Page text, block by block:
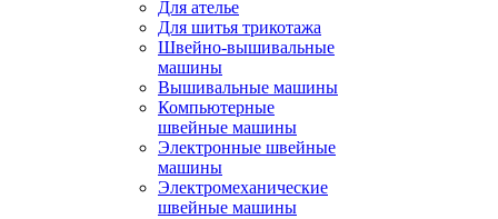
Для ателье
Для шитья трикотажа
Швейно-вышивальные
машины
Вышивальные машины
Компьютерные
швейные машины
Электронные швейные
машины
Электромеханические
швейные машины